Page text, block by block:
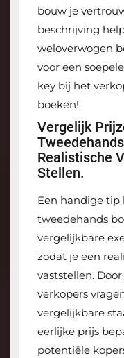
bouw je
beschrijving
weloverwogen
voor een
key bij het
boeken!
Vergelijk
Realistische
Stellen.
Een handige tip
tweedehands
vergelijkbare
zodat je een
vaststellen.
verkopers
vergelijkbare
eerlijke prijs
potentiële